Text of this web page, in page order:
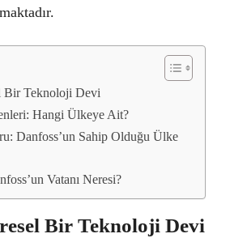
Bir Teknoloji Devi
Hangi Ülkeye Ait?
Danfoss’un Sahip Olduğu Ülke
Vatanı Neresi?
Bir Teknoloji Devi